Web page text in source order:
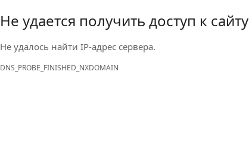
Не удается получить доступ к сайту
Не удалось найти IP-адрес сервера.
DNS_PROBE_FINISHED_NXDOMAIN